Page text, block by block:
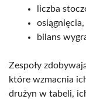
liczba
osiągnięcia,
bilans
Zespoły
które wzmacnia
drużyn w tabeli,